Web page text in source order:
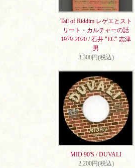
Tail of Riddim レゲエとスト
リート・カルチャーの話
1979-2020 / 石井 "EC" 志津
男
3,300円(税込)
MID 90'S / DUVALI
2,200円(税込)